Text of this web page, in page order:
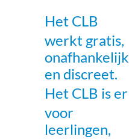
Het CLB
werkt gratis,
onafhankelijk
en discreet.
Het CLB is er
voor
leerlingen,